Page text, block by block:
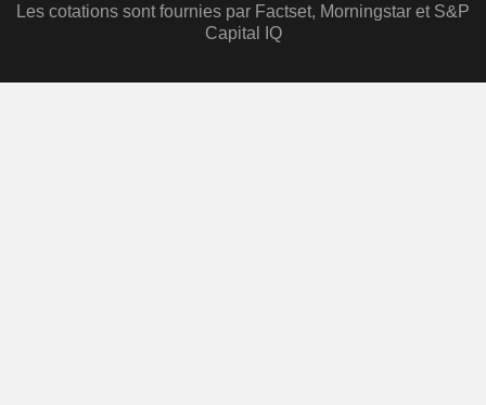
Les cotations sont fournies par Factset, Morningstar et S&P
Capital IQ